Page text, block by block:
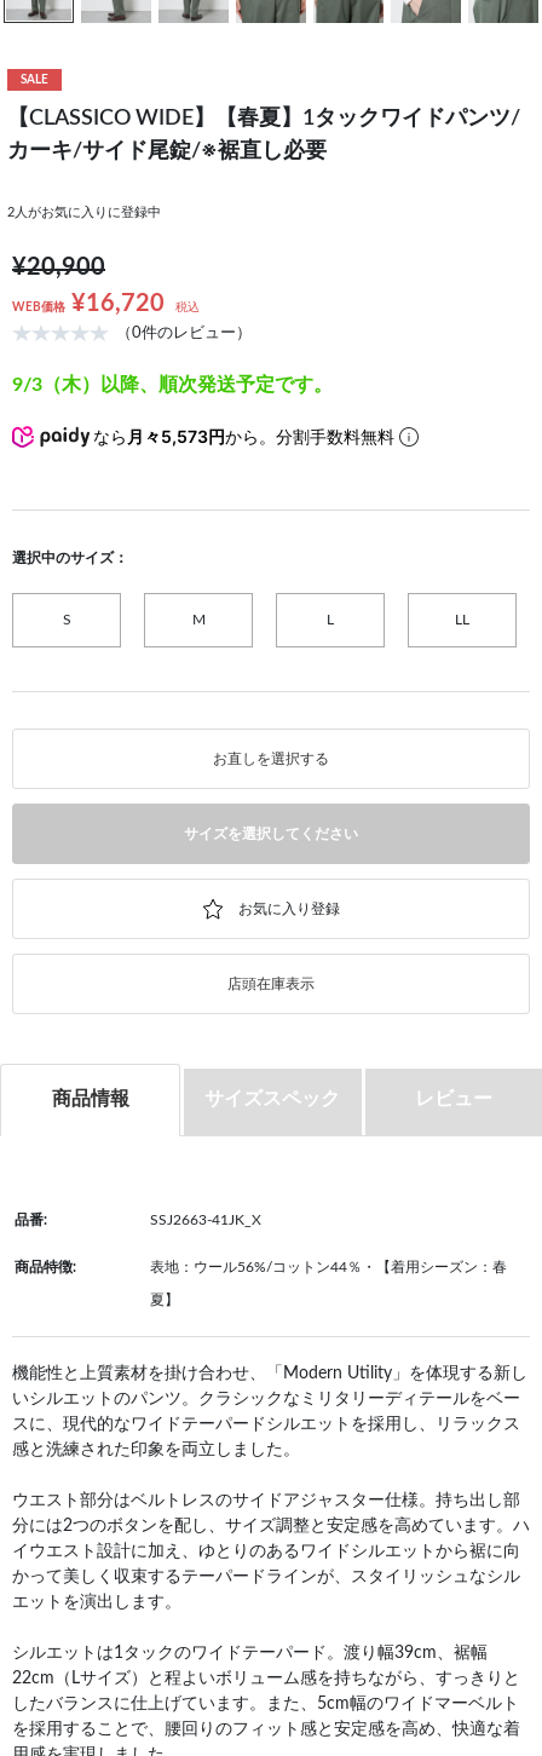
SALE
【CLASSICO WIDE】【春夏】1タックワイドパンツ/
カーキ/サイド尾錠/※裾直し必要
2 人がお気に入りに登録中
¥20,900
WEB価格 ¥16,720 税込
（0件のレビュー）
9/3（木）以降、順次発送予定です。
なら 月々5,573円から。分割手数料無料
選択中のサイズ：
S M
お直しを選択する
サイズを選択してください
店頭在庫表示
商品情報 サイズスペック レビュー
品番: SSJ2663-41JK_X
商品特徴: 表地：ウール56%/コットン44％・【着用シーズン：春
夏】
機能性と上質素材を掛け合わせ、「Modern Utility」を体現する新し
いシルエットのパンツ。クラシックなミリタリーディテールをベー
スに、現代的なワイドテーパードシルエットを採用し、リラックス
感と洗練された印象を両立しました。
ウエスト部分はベルトレスのサイドアジャスター仕様。持ち出し部
分には2つのボタンを配し、サイズ調整と安定感を高めています。ハ
イウエスト設計に加え、ゆとりのあるワイドシルエットから裾に向
かって美しく収束するテーパードラインが、スタイリッシュなシル
エットを演出します。
シルエットは1タックのワイドテーパード。渡り幅39cm、裾幅
22cm（Lサイズ）と程よいボリューム感を持ちながら、すっきりと
したバランスに仕上げています。また、5cm幅のワイドマーベルト
を採用することで、腰回りのフィット感と安定感を高め、快適な着